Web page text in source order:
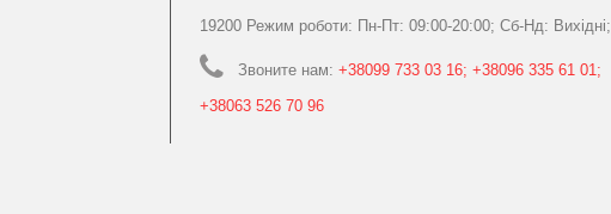
19200 Режим роботи: Пн-Пт: 09:00-20:00; Сб-Нд: Вихідні;
Звоните нам: +38099 733 03 16; +38096 335 61 01;
+38063 526 70 96